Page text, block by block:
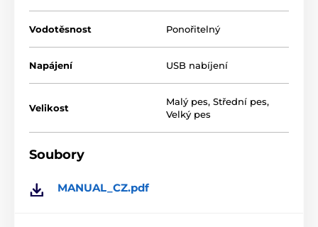
Vysílač výcvikového obojku má unikátní design v
Vodotěsnost Ponořitelný
Napájení USB nabíjení
Velikost
Malý pes, Střední pes,
Velký pes
Soubory
MANUAL_CZ.pdf